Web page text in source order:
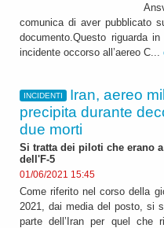
comunica di aver pubblicato
documento.Questo riguarda
incidente occorso all’aereo C...
INCIDENTI
Iran, aereo
precipita durante
due morti
Si tratta dei piloti che erano
dell'F-5
01/06/2021 15:45
Come riferito nel corso della
2021, dai media del posto, si
parte dell’Iran per quel che